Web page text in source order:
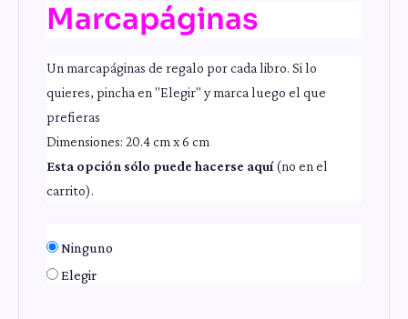
Marcapáginas
Un marcapáginas de regalo por cada libro. Si lo
quieres, pincha en "Elegir" y marca luego el que
prefieras
Dimensiones: 20.4 cm x 6 cm
Esta opción sólo puede hacerse aquí(no en el
carrito).
Ninguno
Elegir